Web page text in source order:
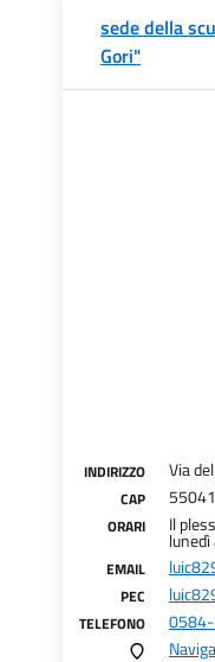
sede della
Gori"
INDIRIZZO Via
CAP 55041
ORARI Il
EMAIL
PEC
TELEFONO